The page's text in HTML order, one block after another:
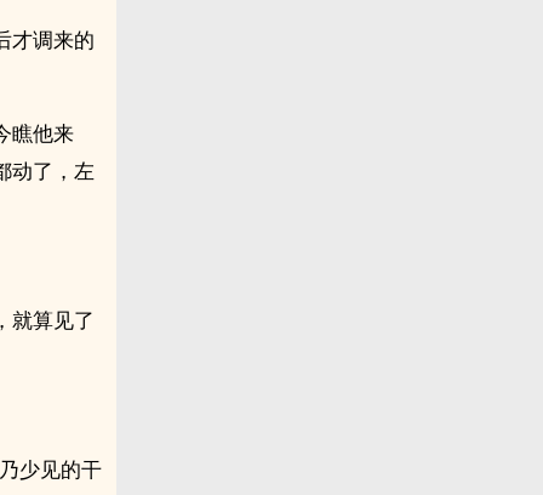
才调来的
瞧他来
动了，左
就算见了
少见的干